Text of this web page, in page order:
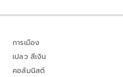
การเมือง
เปลว สีเงิน
คอลัมนิสต์